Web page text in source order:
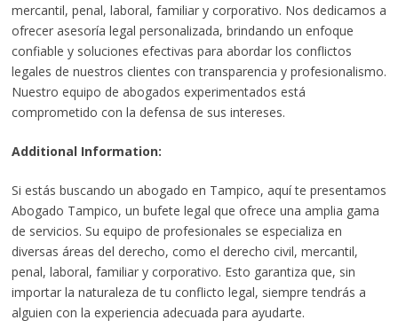
mercantil, penal, laboral, familiar y corporativo. Nos dedicamos a
ofrecer asesoría legal personalizada, brindando un enfoque
confiable y soluciones efectivas para abordar los conflictos
legales de nuestros clientes con transparencia y profesionalismo.
Nuestro equipo de abogados experimentados está
comprometido con la defensa de sus intereses.
Additional Information:
Si estás buscando un abogado en Tampico, aquí te presentamos
Abogado Tampico, un bufete legal que ofrece una amplia gama
de servicios. Su equipo de profesionales se especializa en
diversas áreas del derecho, como el derecho civil, mercantil,
penal, laboral, familiar y corporativo. Esto garantiza que, sin
importar la naturaleza de tu conflicto legal, siempre tendrás a
alguien con la experiencia adecuada para ayudarte.